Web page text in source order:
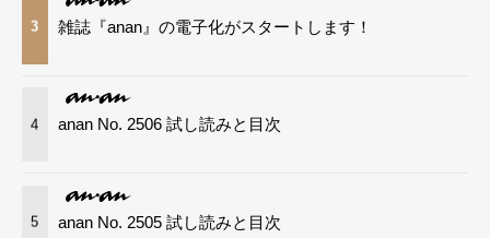
3 雑誌『anan』の電子化がスタートします！
4 anan No. 2506 試し読みと目次
5 anan No. 2505 試し読みと目次